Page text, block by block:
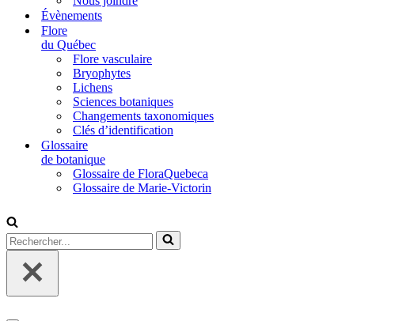
Évènements
Flore
du Québec
Flore vasculaire
Bryophytes
Lichens
Sciences botaniques
Changements taxonomiques
Clés d’identification
Glossaire
de botanique
Glossaire de FloraQuebeca
Glossaire de Marie-Victorin
Rechercher...